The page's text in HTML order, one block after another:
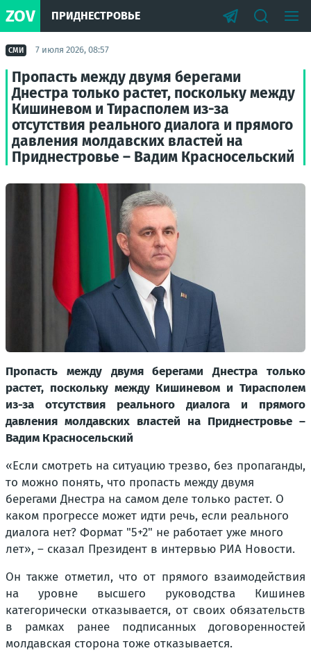
ZOV ПРИДНЕСТРОВЬЕ
СМИ 7 июля 2026, 08:57
Пропасть между двумя берегами
Днестра только растет, поскольку между
Кишиневом и Тирасполем из-за
отсутствия реального диалога и прямого
давления молдавских властей на
Приднестровье – Вадим Красносельский
Пропасть между двумя берегами Днестра только
растет, поскольку между Кишиневом и Тирасполем
из-за отсутствия реального диалога и прямого
давления молдавских властей на Приднестровье –
Вадим Красносельский
«Если смотреть на ситуацию трезво, без пропаганды,
то можно понять, что пропасть между двумя
берегами Днестра на самом деле только растет. О
каком прогрессе может идти речь, если реального
диалога нет? Формат "5+2" не работает уже много
лет», – сказал Президент в интервью РИА Новости.
Он также отметил, что от прямого взаимодействия
на уровне высшего руководства Кишинев
категорически отказывается, от своих обязательств
в рамках ранее подписанных договоренностей
молдавская сторона тоже отказывается.